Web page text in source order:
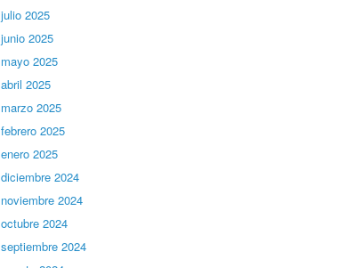
julio 2025
junio 2025
mayo 2025
abril 2025
marzo 2025
febrero 2025
enero 2025
diciembre 2024
noviembre 2024
octubre 2024
septiembre 2024